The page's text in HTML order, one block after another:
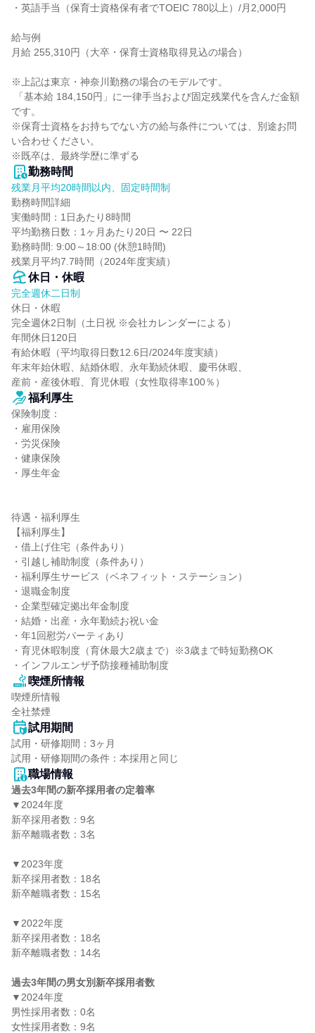
・英語手当（保育士資格保有者でTOEIC 780以上）/月2,000円
給与例
月給 255,310円（大卒・保育士資格取得見込の場合）
※上記は東京・神奈川勤務の場合のモデルです。
です。
※保育士資格をお持ちでない方の給与条件については、別途お問
い合わせください。
※既卒は、最終学歴に準ずる
勤務時間
残業月平均20時間以内、固定時間制
勤務時間詳細
実働時間：1日あたり8時間
平均勤務日数：1ヶ月あたり20日 〜 22日
勤務時間: 9:00～18:00 (休憩1時間)
残業月平均7.7時間（2024年度実績）
休日・休暇
完全週休二日制
休日・休暇
完全週休2日制（土日祝 ※会社カレンダーによる）
年間休日120日
有給休暇（平均取得日数12.6日/2024年度実績）
年末年始休暇、結婚休暇、永年勤続休暇、慶弔休暇、
産前・産後休暇、育児休暇（女性取得率100％）
福利厚生
保険制度：
・雇用保険
・労災保険
・健康保険
・厚生年金
待遇・福利厚生
【福利厚生】
・借上げ住宅（条件あり）
・引越し補助制度（条件あり）
・福利厚生サービス（ベネフィット・ステーション）
・退職金制度
・企業型確定拠出年金制度
・結婚・出産・永年勤続お祝い金
・年1回慰労パーティあり
・育児休暇制度（育休最大2歳まで）※3歳まで時短勤務OK
・インフルエンザ予防接種補助制度
喫煙所情報
喫煙所情報
全社禁煙
試用期間
試用・研修期間：3ヶ月
職場情報
過去3年間の新卒採用者の定着率
▼2024年度
新卒採用者数：9名
新卒離職者数：3名
▼2023年度
新卒採用者数：18名
新卒離職者数：15名
▼2022年度
新卒採用者数：18名
新卒離職者数：14名
過去3年間の男女別新卒採用者数
▼2024年度
男性採用者数：0名
女性採用者数：9名